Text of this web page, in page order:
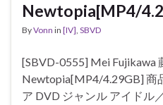
Newtopia[MP4/
ByVonn in [IV], SBVD
[SBVD-0555] Mei Fujikawa
Newtopia[MP4/4.29GB] 商
ア DVD ジャンル アイド